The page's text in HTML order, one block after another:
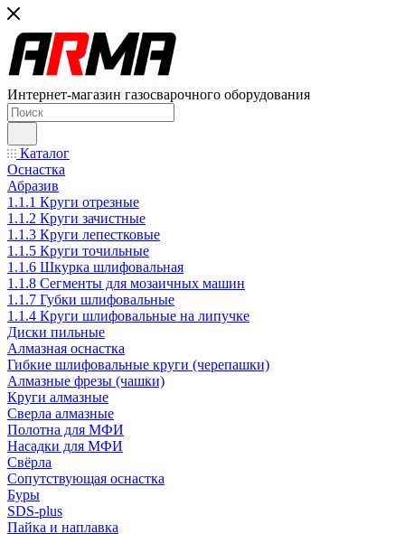
Интернет-магазин газосварочного оборудования
Каталог
Оснастка
Абразив
1.1.1 Круги отрезные
1.1.2 Круги зачистные
1.1.3 Круги лепестковые
1.1.5 Круги точильные
1.1.6 Шкурка шлифовальная
1.1.8 Сегменты для мозаичных машин
1.1.7 Губки шлифовальные
1.1.4 Круги шлифовальные на липучке
Диски пильные
Алмазная оснастка
Гибкие шлифовальные круги (черепашки)
Алмазные фрезы (чашки)
Круги алмазные
Сверла алмазные
Полотна для МФИ
Насадки для МФИ
Свёрла
Сопутствующая оснастка
Буры
SDS-plus
Пайка и наплавка